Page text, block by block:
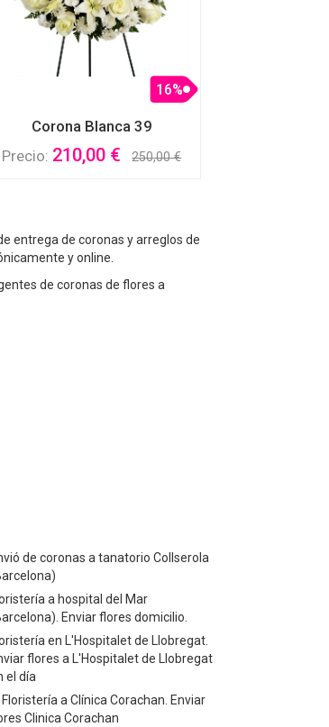
Corona Blanca 39
16%
Precio: 210,00 € 250,00 €
entrega de coronas y arreglos de
y online.
de coronas de flores a
de coronas a tanatorio Collserola
a hospital del Mar
Enviar flores domicilio.
en L'Hospitalet de Llobregat.
flores a L'Hospitalet de Llobregat
el día
a Clínica Corachan. Enviar
Clinica Corachan